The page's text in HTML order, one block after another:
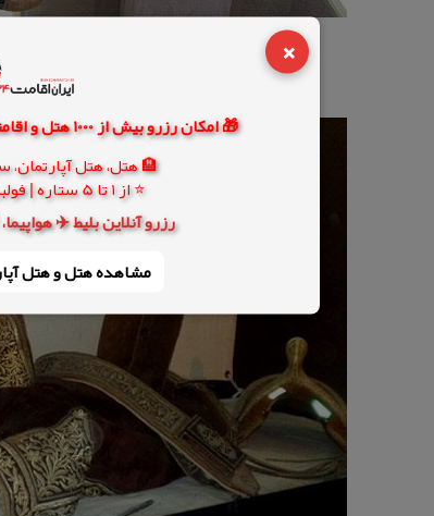
×
🎁 امکان رزرو بیش از 1000 هتل و اقامتگاه مشهد با 80% تخفیف واقعی
🏨 هتل، هتل آپارتمان،
⭐ از 1 تا 5 ستاره | فولبرد | نزدیک حرم
رزرو آنلاین بلیط ✈️
مشاهده هتل و هتل‌